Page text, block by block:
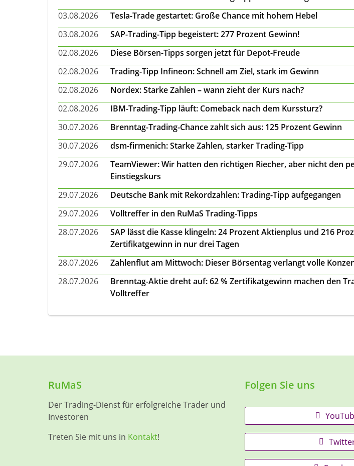
03.08.2026
Tesla-Trade gestartet: Große Chance mit hohem Hebel
03.08.2026
SAP-Trading-Tipp begeistert: 277 Prozent Gewinn!
02.08.2026
Diese Börsen-Tipps sorgen jetzt für Depot-Freude
02.08.2026
Trading-Tipp Infineon: Schnell am Ziel, stark im Gewinn
02.08.2026
Nordex: Starke Zahlen – wann zieht der Kurs nach?
02.08.2026
IBM-Trading-Tipp läuft: Comeback nach dem Kurssturz?
30.07.2026
Brenntag-Trading-Chance zahlt sich aus: 125 Prozent Gewinn
30.07.2026
dsm-firmenich: Starke Zahlen, starker Trading-Tipp
29.07.2026
TeamViewer: Wir hatten den richtigen Riecher, aber nicht den
Einstiegskurs
29.07.2026
Deutsche Bank mit Rekordzahlen: Trading-Tipp aufgegangen
29.07.2026
Volltreffer in den RuMaS Trading-Tipps
28.07.2026
SAP lässt die Kasse klingeln: 24 Prozent Aktienplus und 216
Zertifikatgewinn in nur drei Tagen
28.07.2026
Zahlenflut am Mittwoch: Dieser Börsentag verlangt volle
28.07.2026
Brenntag-Aktie dreht auf: 62 % Zertifikatgewinn machen den
Volltreffer
RuMaS
Der Trading-Dienst für erfolgreiche Trader und
Investoren
Treten Sie mit uns in Kontakt!
Folgen Sie uns